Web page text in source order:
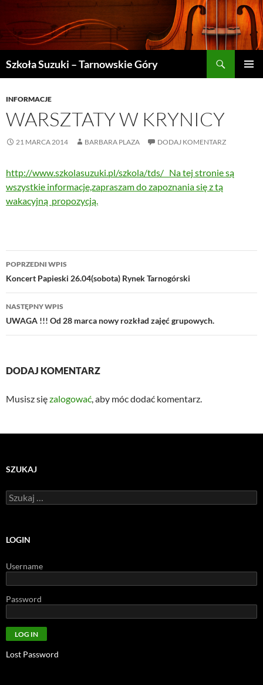
Szkoła Suzuki – Tarnowskie Góry
TREŚCI
INFORMACJE
WARSZTATY W KRYNICY
21 MARCA 2014 BARBARA PLAZA DODAJ KOMENTARZ
http://www.szkolasuzuki.pl/szkola/tds/ Na tej stronie są
wszystkie informacje,zapraszam do zapoznania się z tą
wakacyjną propozycją.
Nawigacja
wpisu
POPRZEDNI WPIS
Koncert Papieski 26.04(sobota) Rynek Tarnogórski
NASTĘPNY WPIS
UWAGA !!! Od 28 marca nowy rozkład zajęć grupowych.
DODAJ KOMENTARZ
Musisz sięzalogować, aby móc dodać komentarz.
SZUKAJ
Szukaj:
LOGIN
Username
Password
Lost Password